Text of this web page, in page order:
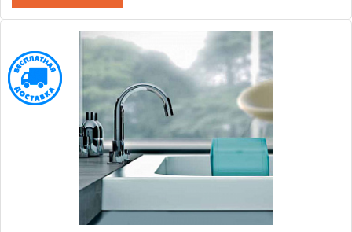
Артикул AQU-1006-1900 Sx
Производитель